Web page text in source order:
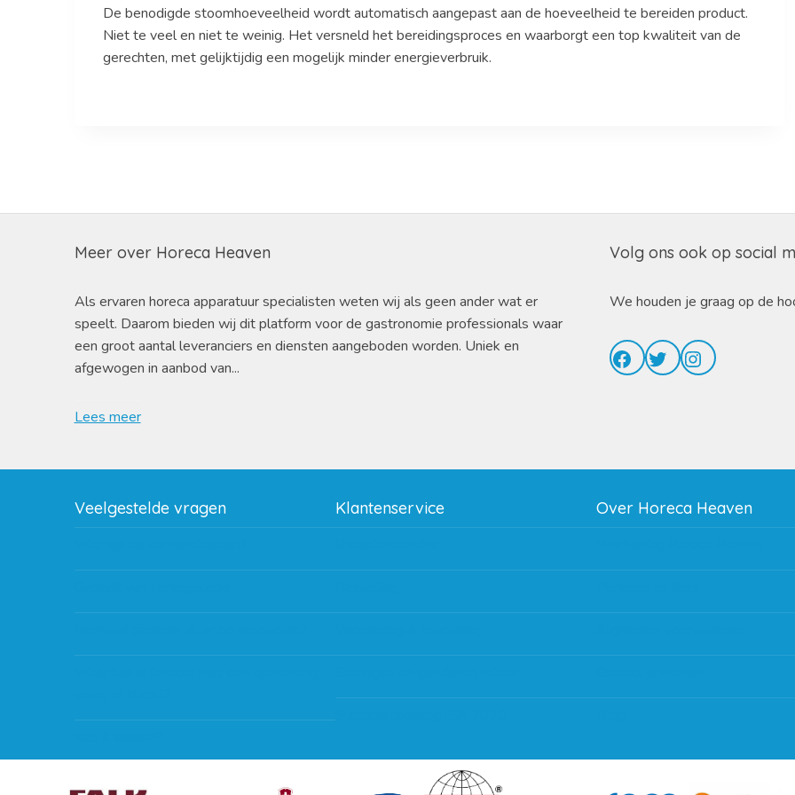
De benodigde stoomhoeveelheid wordt automatisch aangepast aan de hoeveelheid te bereiden product.
Niet te veel en niet te weinig. Het versneld het bereidingsproces en waarborgt een top kwaliteit van de
gerechten, met gelijktijdig een mogelijk minder energieverbruik.
Meer over Horeca Heaven
Als ervaren horeca apparatuur specialisten weten wij als geen ander wat er
speelt. Daarom bieden wij dit platform voor de gastronomie professionals waar
een groot aantal leveranciers en diensten aangeboden worden. Uniek en
afgewogen in aanbod van...
Lees meer
Volg ons ook op social
We houden je graag op de
Facebook
TwitterInstagram
Veelgestelde vragen Klantenservice
Subsidie regeling EIA 2020
Over Horeca Heaven